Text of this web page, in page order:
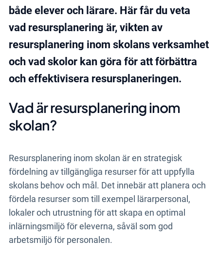
både elever och lärare. Här får du veta
vad resursplanering är, vikten av
resursplanering inom skolans verksamhet
och vad skolor kan göra för att förbättra
och effektivisera resursplaneringen.
Vad är resursplanering inom
skolan?
Resursplanering inom skolan är en strategisk
fördelning av tillgängliga resurser för att uppfylla
skolans behov och mål. Det innebär att planera och
fördela resurser som till exempel lärarpersonal,
lokaler och utrustning för att skapa en optimal
inlärningsmiljö för eleverna, såväl som god
arbetsmiljö för personalen.